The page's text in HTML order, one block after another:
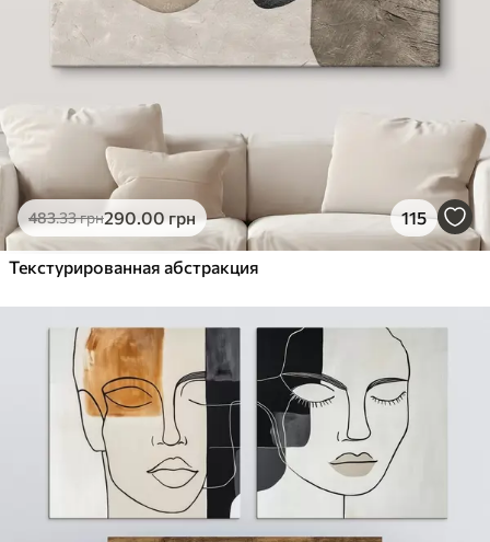
483.33грн290.00грн 115
Текстурированная абстракция